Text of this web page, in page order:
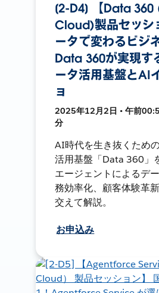
[2-D4] 【Data 360
Cloud)製品セッシ
ータで変わるビジ
Data 360が実現す
ータ活用基盤とAI
ョ
2025年12月2日 • 午前
分
AI時代を生き抜くため
活用基盤「Data 360」
エージェントによるデ
務効率化、顧客体験革
交えて解説。
お申込み